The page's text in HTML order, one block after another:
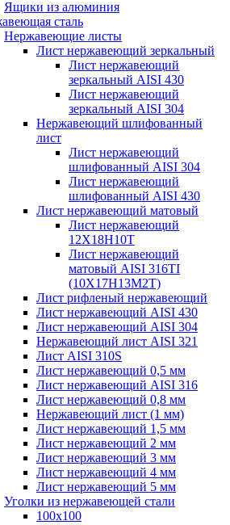
Ящики из алюминия
сталь
Нержавеющие листы
Лист нержавеющий зеркальный
Лист нержавеющий
зеркальный AISI 430
Лист нержавеющий
зеркальный AISI 304
Нержавеющий шлифованный
лист
Лист нержавеющий
шлифованный AISI 304
Лист нержавеющий
шлифованный AISI 430
Лист нержавеющий матовый
Лист нержавеющий
12X18H10T
Лист нержавеющий
матовый AISI 316TI
(10Х17Н13М2Т)
Лист рифленый нержавеющий
Лист нержавеющий AISI 430
Лист нержавеющий AISI 304
Нержавеющий лист AISI 321
Лист AISI 310S
Лист нержавеющий 0,5 мм
Лист нержавеющий AISI 316
Лист нержавеющий 0,8 мм
Нержавеющий лист (1 мм)
Лист нержавеющий 1,5 мм
Лист нержавеющий 2 мм
Лист нержавеющий 3 мм
Лист нержавеющий 4 мм
Лист нержавеющий 5 мм
Уголки из нержавеющей стали
100х100